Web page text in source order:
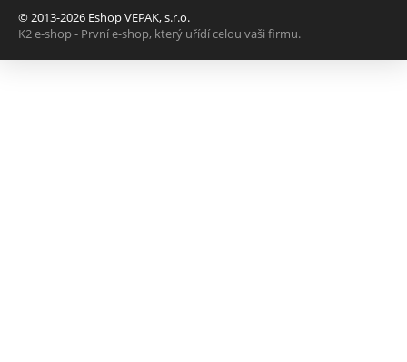
© 2013-2026 Eshop VEPAK, s.r.o.
K2 e-shop - První e-shop, který uřídí celou vaši firmu.